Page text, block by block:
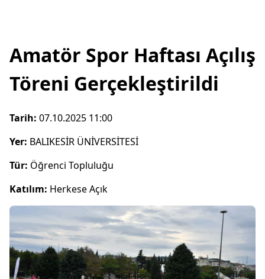
Amatör Spor Haftası Açılış
Töreni Gerçekleştirildi
Tarih: 07.10.2025 11:00
Yer: BALIKESİR ÜNİVERSİTESİ
Tür: Öğrenci Topluluğu
Katılım: Herkese Açık